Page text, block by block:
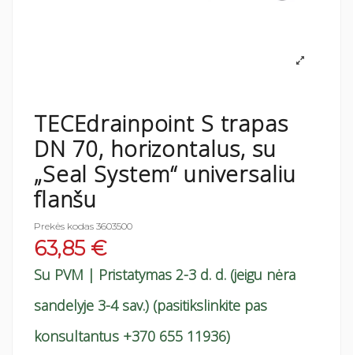
TECEdrainpoint S trapas
DN 70, horizontalus, su
„Seal System“ universaliu
flanšu
Prekės kodas 3603500
63,85 €
Su PVM | Pristatymas 2-3 d. d. (jeigu nėra
sandelyje 3-4 sav.) (pasitikslinkite pas
konsultantus +370 655 11936)